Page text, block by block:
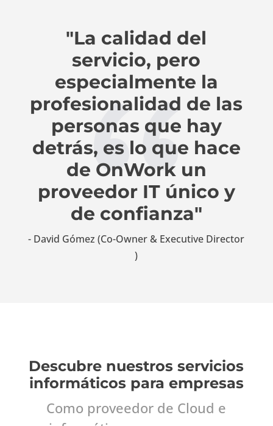
"La calidad del
servicio, pero
especialmente la
profesionalidad de las
personas que hay
detrás, es lo que hace
de OnWork un
proveedor IT único y
de confianza"
- David Gómez (Co-Owner & Executive Director​
)
Descubre nuestros servicios
informáticos para empresas
Como proveedor de Cloud e